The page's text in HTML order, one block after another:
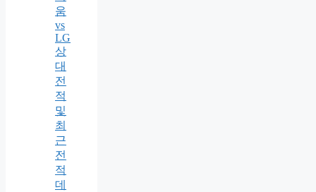
움
vs
LG
상
대
전
적
및
최
근
전
적
데